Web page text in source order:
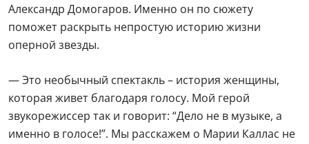
Александр Домогаров. Именно он по сюжету
поможет раскрыть непростую историю жизни
оперной звезды.
— Это необычный спектакль – история женщины,
которая живет благодаря голосу. Мой герой
звукорежиссер так и говорит: “Дело не в музыке, а
именно в голосе!”. Мы расскажем о Марии Каллас не